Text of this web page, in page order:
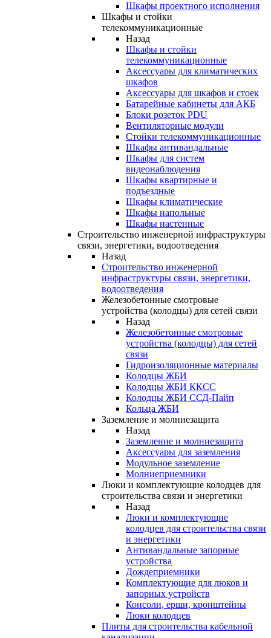
Шкафы проектного исполнения
Шкафы и стойки
телекоммуникационные
Назад
Шкафы и стойки
телекоммуникационные
Аксессуары для климатических
шкафов
Аксессуары для шкафов и стоек
Батарейные кабинеты для АКБ
Блоки розеток PDU
Вентиляторные модули
Стойки телекоммуникационные
Шкафы антивандальные
Шкафы для систем
видеонаблюдения
Шкафы квартирные и
подъездные
Шкафы климатические
Шкафы напольные
Шкафы настенные
Строительство инженерной инфраструктуры
связи, энергетики, водоотведения
Назад
Строительство инженерной
инфраструктуры связи, энергетики,
водоотведения
Железобетонные смотровые
устройства (колодцы) для сетей связи
Назад
Железобетонные смотровые
устройства (колодцы) для сетей
связи
Гидроизоляционные материалы
Колодцы ЖБИ
Колодцы ЖБИ ККСС
Колодцы ЖБИ ССД-Пайп
Кольца ЖБИ
Заземление и молниезащита
Назад
Заземление и молниезащита
Аксессуары для заземления
Модульное заземление
Молниеприемники
Люки и комплектующие колодцев для
строительства связи и энергетики
Назад
Люки и комплектующие
колодцев для строительства связи
и энергетики
Антивандальные запорные
устройства
Дождеприемники
Комплектующие для люков и
запорных устройств
Консоли, ерши, кронштейны
Люки колодцев
Плиты для строительства кабельной